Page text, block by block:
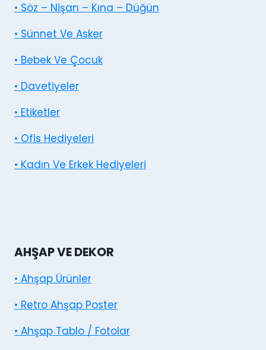
• Söz – Nişan – Kına – Düğün
• Sünnet Ve Asker
• Bebek Ve Çocuk
• Davetiyeler
• Etiketler
• Ofis Hediyeleri
• Kadın Ve Erkek Hediyeleri
AHŞAP VE DEKOR
• Ahşap Ürünler
• Retro Ahşap Poster
• Ahşap Tablo / Fotolar